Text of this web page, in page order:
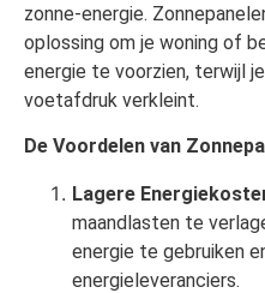
zonne-energie.
oplossing om je woning of
energie te voorzien, terwijl
voetafdruk verkleint.
De Voordelen van
Lagere
maandlasten te
energie te gebruiken
energieleveranciers.